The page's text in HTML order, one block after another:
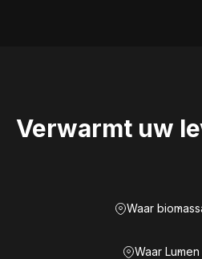
Verwarmt uw
Waar
Waar